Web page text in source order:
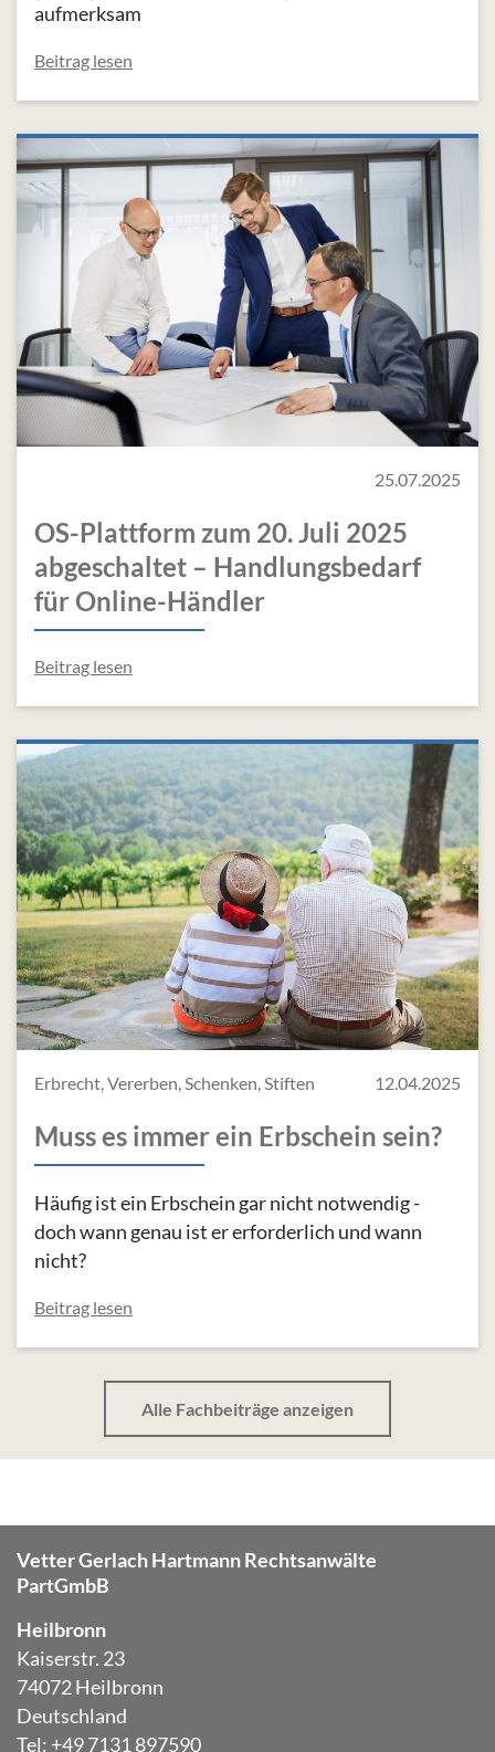
aufmerksam
Beitrag lesen
25.07.2025
OS-Plattform zum 20. Juli 2025
abgeschaltet – Handlungsbedarf
für Online-Händler
Beitrag lesen
Erbrecht, Vererben, Schenken, Stiften 12.04.2025
Muss es immer ein Erbschein sein?
Häufig ist ein Erbschein gar nicht notwendig -
doch wann genau ist er erforderlich und wann
nicht?
Beitrag lesen
Alle Fachbeiträge anzeigen
Vetter Gerlach Hartmann Rechtsanwälte
PartGmbB
Heilbronn
Kaiserstr. 23
74072 Heilbronn
Deutschland
Tel: +49 7131 897590